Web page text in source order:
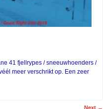
41 fjellrypes / sneeuwhoenders /
meer verschrikt op. Een zeer
Next →